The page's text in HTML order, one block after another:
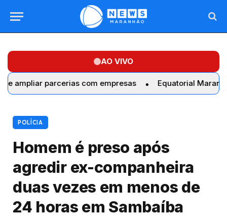
AO VIVO
parcerias com empresas Equatorial Maranhão
POLÍCIA
Homem é preso após
agredir ex-companheira
duas vezes em menos de
24 horas em Sambaíba